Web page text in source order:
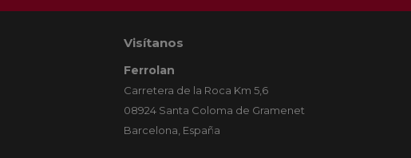
Visítanos
Ferrolan
Carretera de la Roca Km 5,6
08924 Santa Coloma de Gramenet
Barcelona, España